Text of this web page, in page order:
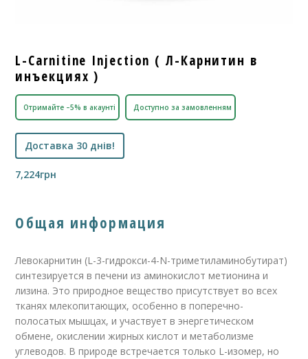
L-Carnitine Injection ( Л-Карнитин в
инъекциях )
Отримайте –5% в акаунті Доступно за замовленням
Доставка 30 днів!
7,224грн
Общая информация
Левокарнитин (L-3-гидрокси-4-N-триметиламинобутират)
синтезируется в печени из аминокислот метионина и
лизина. Это природное вещество присутствует во всех
тканях млекопитающих, особенно в поперечно-
полосатых мышцах, и участвует в энергетическом
обмене, окислении жирных кислот и метаболизме
углеводов. В природе встречается только L-изомер, но